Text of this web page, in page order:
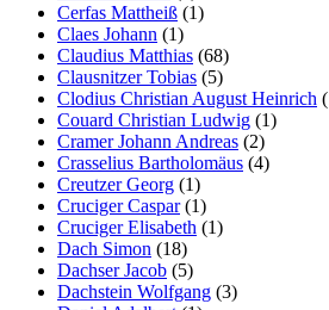
Cerfas Mattheiß (1)
Claes Johann (1)
Claudius Matthias (68)
Clausnitzer Tobias (5)
Clodius Christian August Heinrich
Couard Christian Ludwig (1)
Cramer Johann Andreas (2)
Crasselius Bartholomäus (4)
Creutzer Georg (1)
Cruciger Caspar(1)
Cruciger Elisabeth (1)
Dach Simon (18)
Dachser Jacob (5)
Dachstein Wolfgang (3)